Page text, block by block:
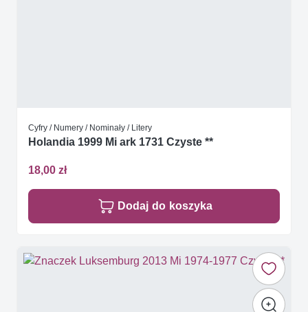
Cyfry / Numery / Nominały / Litery
Holandia 1999 Mi ark 1731 Czyste **
18,00 zł
Dodaj do koszyka